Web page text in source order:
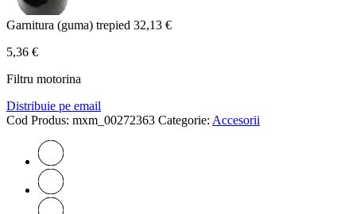
Garnitura (guma) trepied 32,13 €
5,36 €
Filtru motorina
Distribuie pe email
Cod Produs: mxm_00272363 Categorie: Accesorii